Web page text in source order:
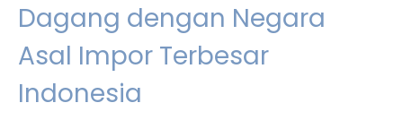
Dagang dengan Negara
Asal Impor Terbesar
Indonesia